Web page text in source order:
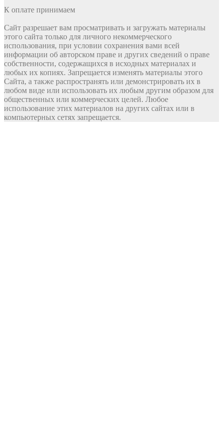
К оплате принимаем
Сайт разрешает вам просматривать и загружать материалы
этого сайта только для личного некоммерческого
использования, при условии сохранения вами всей
информации об авторском праве и других сведений о праве
собственности, содержащихся в исходных материалах и
любых их копиях. Запрещается изменять материалы этого
Сайта, а также распространять или демонстрировать их в
любом виде или использовать их любым другим образом для
общественных или коммерческих целей. Любое
использование этих материалов на других сайтах или в
компьютерных сетях запрещается.